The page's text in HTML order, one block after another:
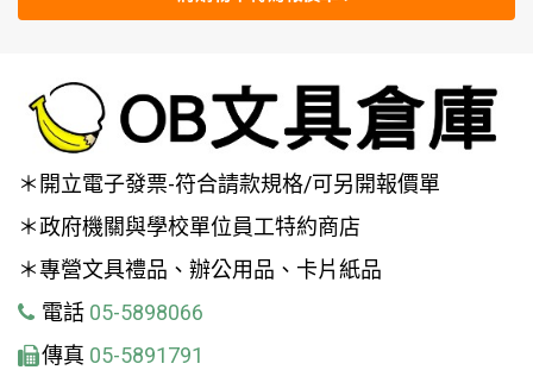
＊開立電子發票-符合請款規格/可另開報價單
＊政府機關與學校單位員工特約商店
＊專營文具禮品、辦公用品、卡片紙品
電話 05-5898066
傳真 05-5891791